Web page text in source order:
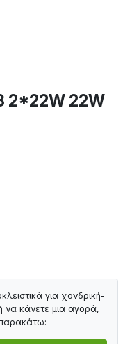
2*22W 22W
για χονδρική-
να κάνετε μια αγορά,
παρακάτω: